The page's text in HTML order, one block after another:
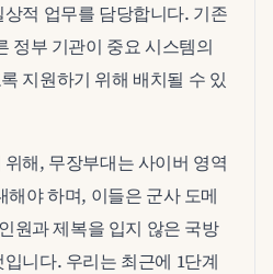
적 업무를 담당합니다. 기존
정부 기관이 중요 시스템의
지원하기 위해 배치될 수 있
해, 무장부대는 사이버 영역
해야 하며, 이들은 군사 도메
원과 제복을 입지 않은 국방
니다. 우리는 최근에 1단계